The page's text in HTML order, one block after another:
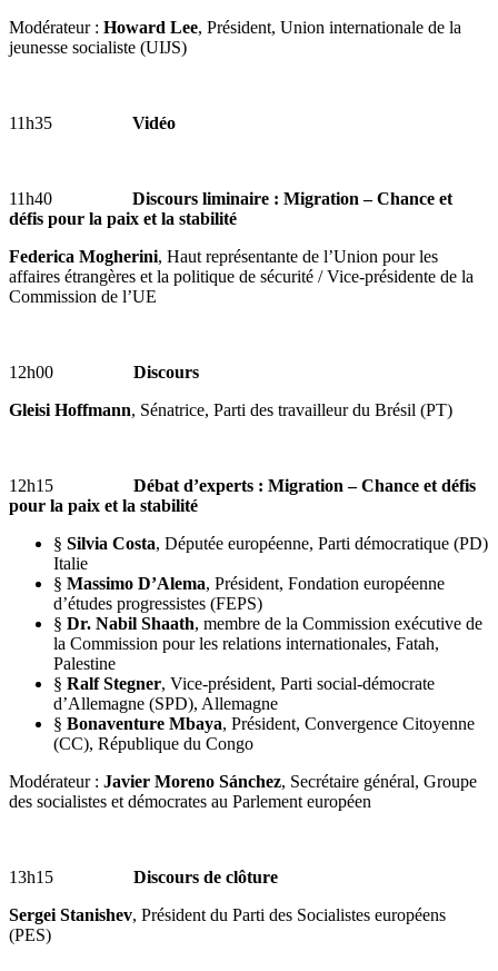
Modérateur : Howard Lee, Président, Union internationale de la
jeunesse socialiste (UIJS)
11h35 Vidéo
11h40 Discours liminaire : Migration – Chance et
défis pour la paix et la stabilité
Federica Mogherini, Haut représentante de l’Union pour les
affaires étrangères et la politique de sécurité / Vice-présidente de la
Commission de l’UE
12h00 Discours
Gleisi Hoffmann, Sénatrice, Parti des travailleur du Brésil (PT)
12h15 Débat d’experts : Migration – Chance et défis
pour la paix et la stabilité
§ Silvia Costa, Députée européenne, Parti démocratique (PD)
Italie
§ Massimo D’Alema, Président, Fondation européenne
d’études progressistes (FEPS)
§ Dr. Nabil Shaath, membre de la Commission exécutive de
la Commission pour les relations internationales, Fatah,
Palestine
§ Ralf Stegner, Vice-président, Parti social-démocrate
d’Allemagne (SPD), Allemagne
§ Bonaventure Mbaya, Président, Convergence Citoyenne
(CC), République du Congo
Modérateur : Javier Moreno Sánchez, Secrétaire général, Groupe
des socialistes et démocrates au Parlement européen
13h15 Discours de clôture
Sergei Stanishev, Président du Parti des Socialistes européens
(PES)